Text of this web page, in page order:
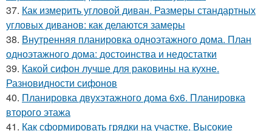
37. Как измерить угловой диван. Размеры стандартных
угловых диванов: как делаются замеры
38. Внутренняя планировка одноэтажного дома. План
одноэтажного дома: достоинства и недостатки
39. Какой сифон лучше для раковины на кухне.
Разновидности сифонов
40. Планировка двухэтажного дома 6х6. Планировка
второго этажа
41. Как сформировать грядки на участке. Высокие